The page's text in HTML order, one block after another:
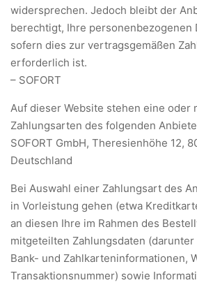
widersprechen. Jedoch bleibt der
berechtigt, Ihre personenbezogenen
sofern dies zur vertragsgemäßen
erforderlich ist.
– SOFORT
Auf dieser Website stehen eine oder
Zahlungsarten des folgenden
SOFORT GmbH, Theresienhöhe 12,
Deutschland
Bei Auswahl einer Zahlungsart des
in Vorleistung gehen (etwa
an diesen Ihre im Rahmen des
mitgeteilten Zahlungsdaten (darunter
Bank- und Zahlkarteninformationen,
Transaktionsnummer) sowie